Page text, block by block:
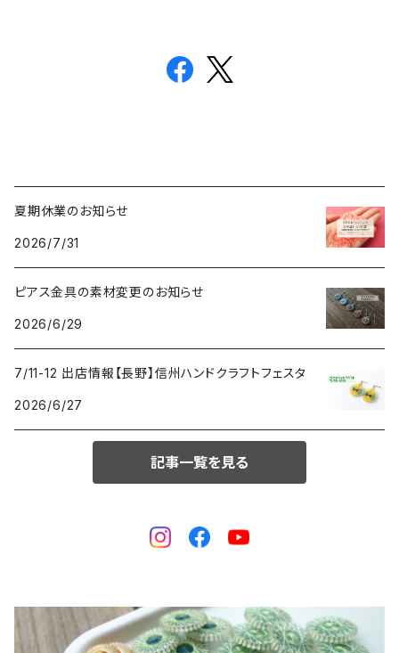
夏期休業のお知らせ
2026/7/31
ピアス金具の素材変更のお知らせ
2026/6/29
7/11-12 出店情報【長野】信州ハンドクラフトフェスタ
2026/6/27
記事一覧を見る